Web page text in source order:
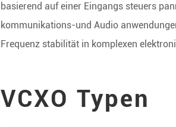
basierend auf einer Eingangs steuers
kommunikations-und Audio
Frequenz stabilität in komplexen
VCXO Typen